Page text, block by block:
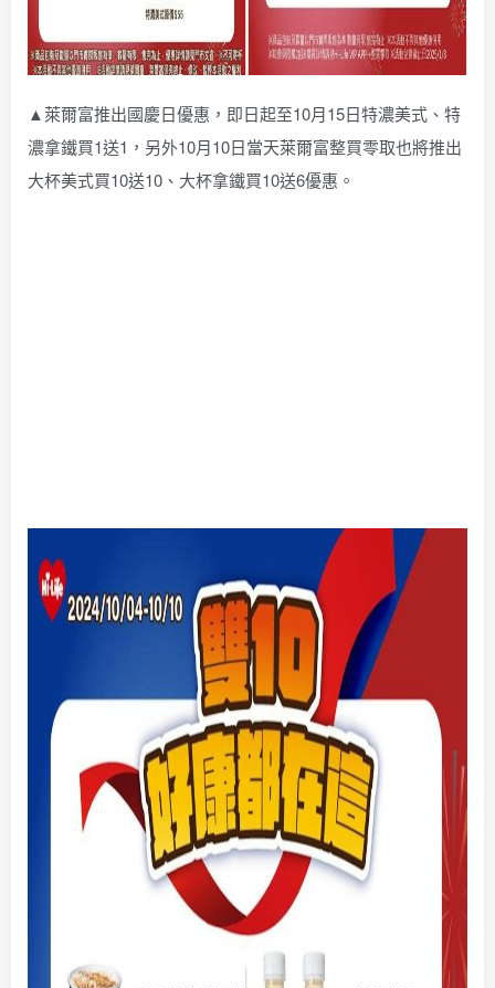
▲萊爾富推出國慶日優惠，即日起至10月15日特濃美式、特
濃拿鐵買1送1，另外10月10日當天萊爾富整買零取也將推出
大杯美式買10送10、大杯拿鐵買10送6優惠。